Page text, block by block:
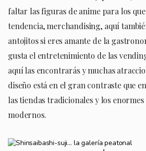
faltar las figuras de anime para los que
tendencia, merchandising, aquí
antojitos si eres amante de la
gusta el entretenimiento de las
aquí las encontrarás y muchas
diseño está en el gran contraste que
las tiendas tradicionales y los enormes
modernos.